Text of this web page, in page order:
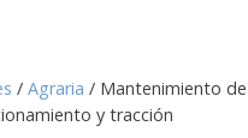
/Agraria / Mantenimiento de
y tracción